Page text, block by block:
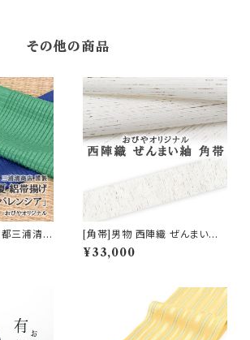
その他の商品
三浦清商
正絹 日
[角帯]男物 西陣織 ぜんまい紬
正絹 日本製(商品番号:12070m
2)
¥33,000